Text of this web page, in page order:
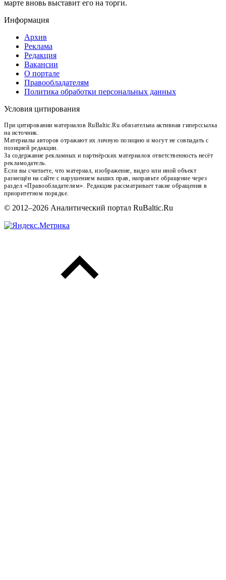
марте вновь выставит его на торги.
Информация
Архив
Реклама
Редакция
Вакансии
О портале
Правообладателям
Политика обработки персональных данных
Условия цитирования
При цитировании материалов RuBaltic.Ru обязательна активная гиперссылка
на источник.
Материалы авторов отражают их личную позицию и могут не совпадать с
позицией редакции.
За содержание рекламных и партнёрских материалов ответственность несёт
рекламодатель.
Если вы считаете, что материал, изображение, видео или иной объект
размещён на сайте с нарушением ваших прав, направьте обращение через
раздел «Правообладателям». Редакция рассматривает такие обращения в
приоритетном порядке.
© 2012–2026 Аналитический портал RuBaltic.Ru